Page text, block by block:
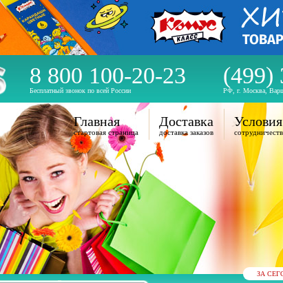
8 800 100-20-23
Бесплатный звонок по всей России
(499)
РФ, г. Москва,
ЗА
Главная
стартовая страница
Доставка
доставка заказов